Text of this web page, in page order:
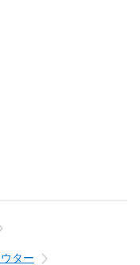
ネックの付け根か
ター